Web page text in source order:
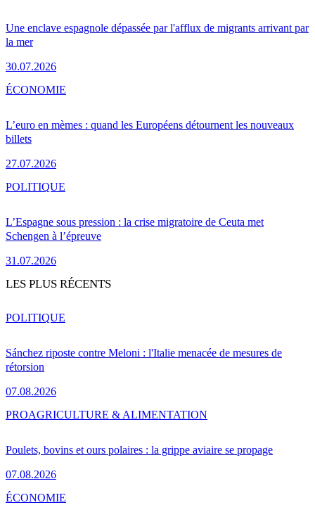
Une enclave espagnole dépassée par l'afflux de migrants arrivant par
la mer
30.07.2026
L’euro en mèmes : quand les Européens détournent les nouveaux
billets
27.07.2026
ÉCONOMIE
L’Espagne sous pression : la crise migratoire de Ceuta met
Schengen à l’épreuve
31.07.2026
POLITIQUE
LES PLUS RÉCENTS
Sánchez riposte contre Meloni : l'Italie menacée de mesures de
rétorsion
07.08.2026
POLITIQUE
Poulets, bovins et ours polaires : la grippe aviaire se propage
07.08.2026
PROAGRICULTURE & ALIMENTATION
ÉCONOMIE